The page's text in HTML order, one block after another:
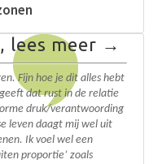
lees meer →
Fijn hoe je dit alles hebt
dat rust in de relatie
druk/verantwoording
leven daagt mij wel uit
Ik voel wel een
proportie’ zoals